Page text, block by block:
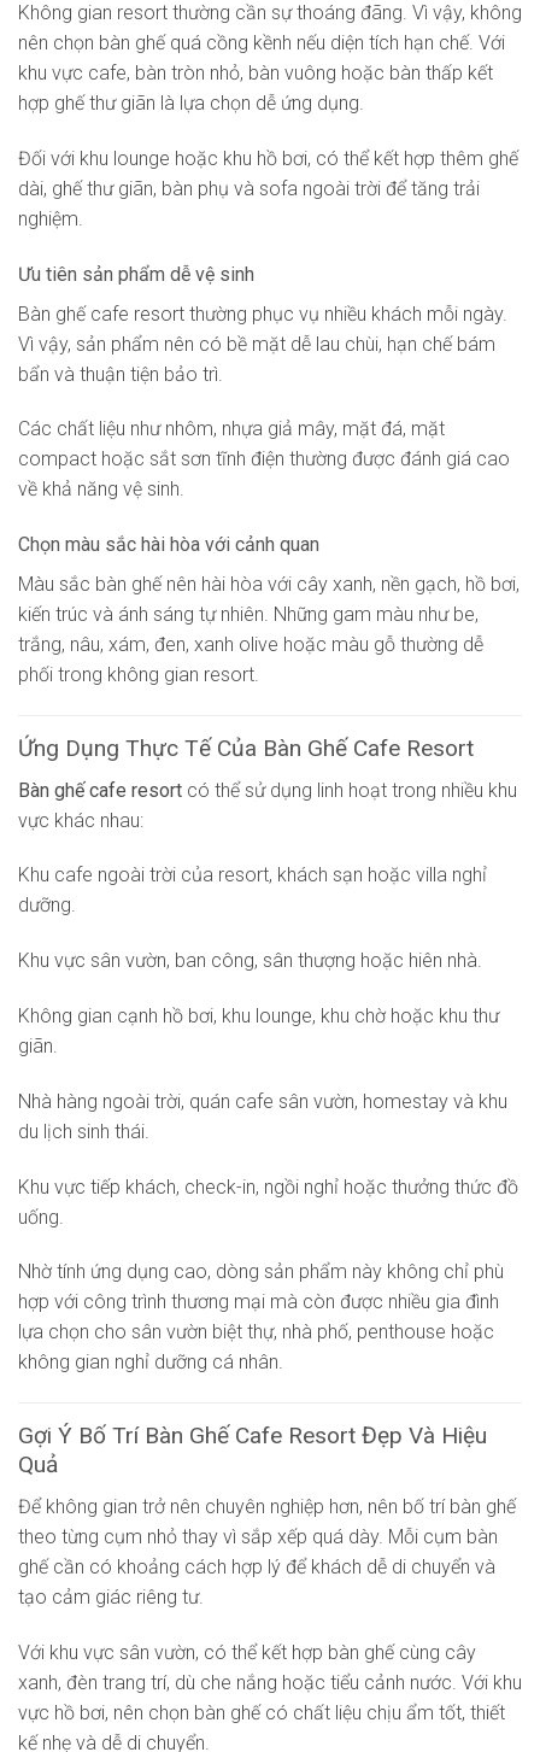
Không gian resort thường cần sự thoáng đãng. Vì vậy, không
nên chọn bàn ghế quá cồng kềnh nếu diện tích hạn chế. Với
khu vực cafe, bàn tròn nhỏ, bàn vuông hoặc bàn thấp kết
hợp ghế thư giãn là lựa chọn dễ ứng dụng.
Đối với khu lounge hoặc khu hồ bơi, có thể kết hợp thêm ghế
dài, ghế thư giãn, bàn phụ và sofa ngoài trời để tăng trải
nghiệm.
Ưu tiên sản phẩm dễ vệ sinh
Bàn ghế cafe resort thường phục vụ nhiều khách mỗi ngày.
Vì vậy, sản phẩm nên có bề mặt dễ lau chùi, hạn chế bám
bẩn và thuận tiện bảo trì.
Các chất liệu như nhôm, nhựa giả mây, mặt đá, mặt
compact hoặc sắt sơn tĩnh điện thường được đánh giá cao
về khả năng vệ sinh.
Chọn màu sắc hài hòa với cảnh quan
Màu sắc bàn ghế nên hài hòa với cây xanh, nền gạch, hồ bơi,
kiến trúc và ánh sáng tự nhiên. Những gam màu như be,
trắng, nâu, xám, đen, xanh olive hoặc màu gỗ thường dễ
phối trong không gian resort.
Ứng Dụng Thực Tế Của Bàn Ghế Cafe Resort
Bàn ghế cafe resort có thể sử dụng linh hoạt trong nhiều khu
vực khác nhau:
Khu cafe ngoài trời của resort, khách sạn hoặc villa nghỉ
dưỡng.
Khu vực sân vườn, ban công, sân thượng hoặc hiên nhà.
Không gian cạnh hồ bơi, khu lounge, khu chờ hoặc khu thư
giãn.
Nhà hàng ngoài trời, quán cafe sân vườn, homestay và khu
du lịch sinh thái.
Khu vực tiếp khách, check-in, ngồi nghỉ hoặc thưởng thức đồ
uống.
Nhờ tính ứng dụng cao, dòng sản phẩm này không chỉ phù
hợp với công trình thương mại mà còn được nhiều gia đình
lựa chọn cho sân vườn biệt thự, nhà phố, penthouse hoặc
không gian nghỉ dưỡng cá nhân.
Gợi Ý Bố Trí Bàn Ghế Cafe Resort Đẹp Và Hiệu
Quả
Để không gian trở nên chuyên nghiệp hơn, nên bố trí bàn ghế
theo từng cụm nhỏ thay vì sắp xếp quá dày. Mỗi cụm bàn
ghế cần có khoảng cách hợp lý để khách dễ di chuyển và
tạo cảm giác riêng tư.
Với khu vực sân vườn, có thể kết hợp bàn ghế cùng cây
xanh, đèn trang trí, dù che nắng hoặc tiểu cảnh nước. Với khu
vực hồ bơi, nên chọn bàn ghế có chất liệu chịu ẩm tốt, thiết
kế nhẹ và dễ di chuyển.